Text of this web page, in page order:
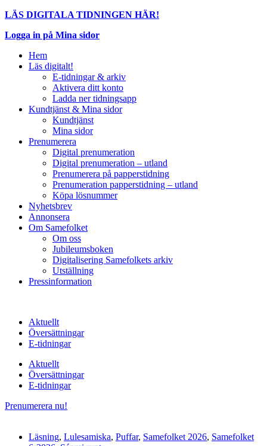
LÄS DIGITALA TIDNINGEN HÄR!
Logga in på Mina sidor
Hem
Läs digitalt!
E-tidningar & arkiv
Aktivera ditt konto
Ladda ner tidningsapp
Kundtjänst & Mina sidor
Kundtjänst
Mina sidor
Prenumerera
Digital prenumeration
Digital prenumeration – utland
Prenumerera på papperstidning
Prenumeration papperstidning – utland
Köpa lösnummer
Nyhetsbrev
Annonsera
Om Samefolket
Om oss
Jubileumsboken
Digitalisering Samefolkets arkiv
Utställning
Pressinformation
Aktuellt
Översättningar
E-tidningar
Aktuellt
Översättningar
E-tidningar
Prenumerera nu!
Läsning, Lulesamiska, Puffar, Samefolket 2026, Samefolket